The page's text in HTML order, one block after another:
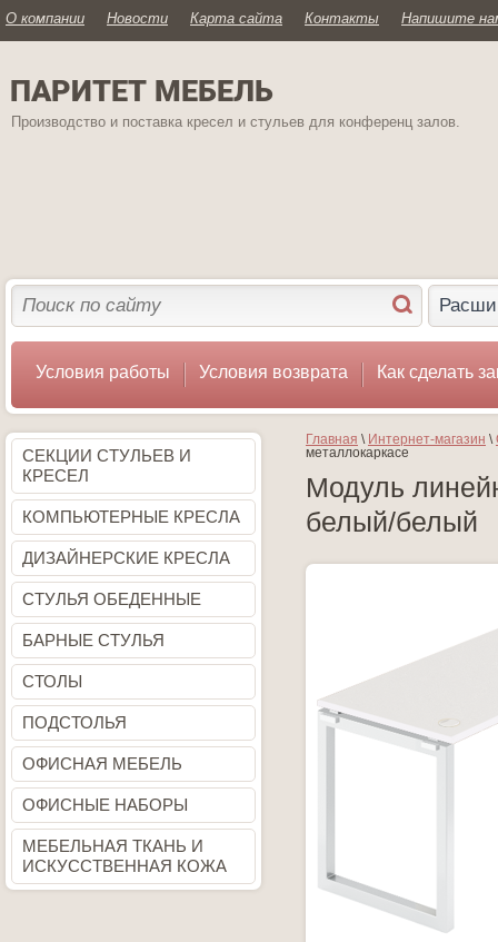
О компании Новости Карта сайта Контакты Напишите
ПАРИТЕТ МЕБЕЛЬ
Производство и поставка кресел и стульев для конференц залов.
Условия работы Условия возврата Как сделать
СЕКЦИИ СТУЛЬЕВ И
КРЕСЕЛ
КОМПЬЮТЕРНЫЕ КРЕСЛА
ДИЗАЙНЕРСКИЕ КРЕСЛА
СТУЛЬЯ ОБЕДЕННЫЕ
БАРНЫЕ СТУЛЬЯ
СТОЛЫ
ПОДСТОЛЬЯ
ОФИСНАЯ МЕБЕЛЬ
ОФИСНЫЕ НАБОРЫ
МЕБЕЛЬНАЯ ТКАНЬ И
ИСКУССТВЕННАЯ КОЖА
Главная \ Интернет-магазин \
металлокаркасе
Модуль
белый/белый